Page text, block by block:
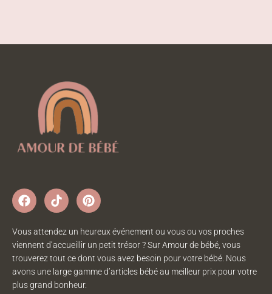
Vous attendez un heureux événement ou vous ou vos proches
viennent d’accueillir un petit trésor ? Sur Amour de bébé, vous
trouverez tout ce dont vous avez besoin pour votre bébé. Nous
avons une large gamme d’articles bébé au meilleur prix pour votre
plus grand bonheur.